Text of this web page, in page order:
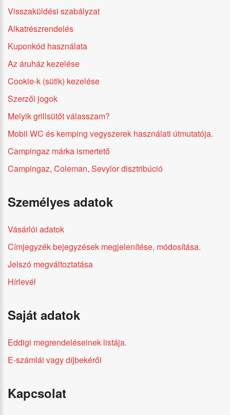
Visszaküldési szabályzat
Alkatrészrendelés
Kuponkód használata
Az áruház kezelése
Cookie-k (sütik) kezelése
Szerzői jogok
Melyik grillsütőt válasszam?
Mobil WC és kemping vegyszerek használati útmutatója.
Campingaz márka ismertető
Campingaz, Coleman, Sevylor disztribúció
Személyes adatok
Vásárlói adatok
Címjegyzék bejegyzések megjelenítése, módosítása.
Jelszó megváltoztatása
Hírlevél
Saját adatok
Eddigi megrendeléseinek listája.
E-számlái vagy díjbekérői
Kapcsolat